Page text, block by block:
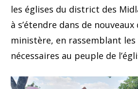
les églises du district des
à s’étendre dans de
ministère, en rassemblant les
nécessaires au peuple de